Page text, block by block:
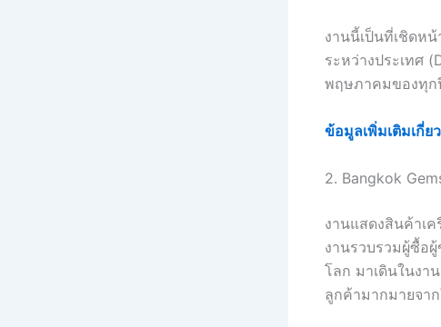
งานนี้เป็นที่เชิดห
ระหว่างประเทศ
พฤษภาคมของทุก
ข้อมูลเพิ่มเติมเกี่ย
2. Bangkok
งานแสดงสินค้าเ
งานรวบรวมผู้ซื้อ
โลก มาเดินในงา
ลูกค้ามากมายจา